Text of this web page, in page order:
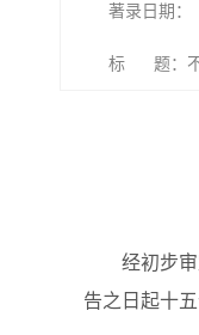
著录日期：
标 题：不
经初步
告之日起十